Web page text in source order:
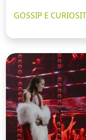
GOSSIP E